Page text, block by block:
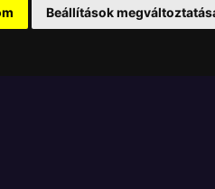
Beállítások
VINYL